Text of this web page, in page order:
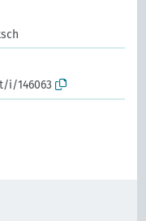
i/146063